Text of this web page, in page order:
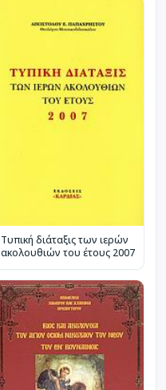
Τυπική διάταξις των ιερών
ακολουθιών του έτους 2007